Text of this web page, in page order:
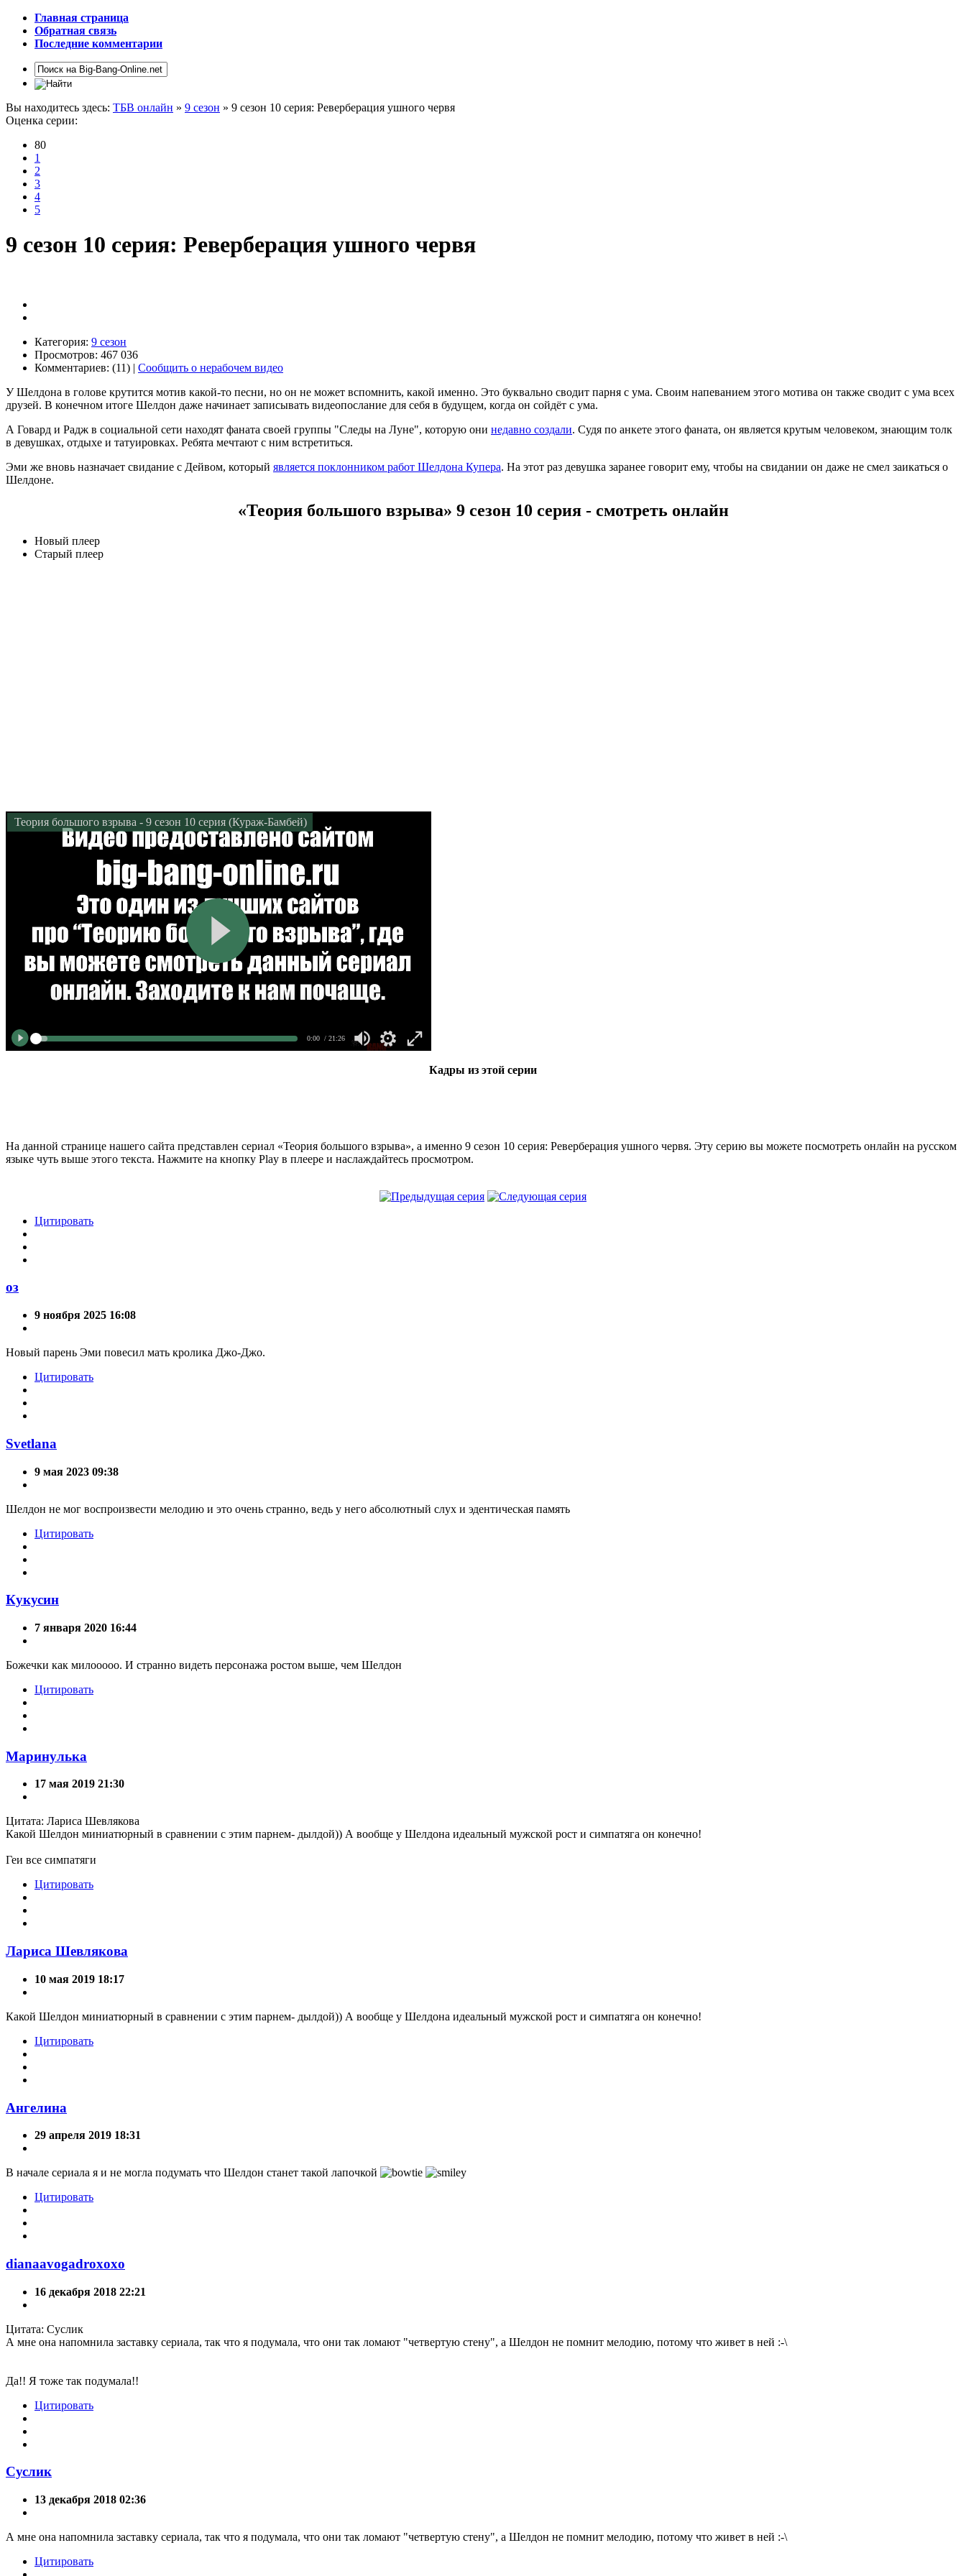
Главная страница
Обратная связь
Последние комментарии
Вы находитесь здесь: ТБВ онлайн » 9 сезон » 9 сезон 10 серия: Реверберация ушного червя
Оценка серии:
80
1
2
3
4
5
9 сезон 10 серия: Реверберация ушного червя
Категория: 9 сезон
Просмотров: 467 036
Комментариев: (11) | Сообщить о нерабочем видео
У Шелдона в голове крутится мотив какой-то песни, но он не может вспомнить, какой именно. Это буквально сводит парня с ума. Своим напеванием этого мотива он также сводит с ума всех
друзей. В конечном итоге Шелдон даже начинает записывать видеопослание для себя в будущем, когда он сойдёт с ума.
А Говард и Радж в социальной сети находят фаната своей группы "Следы на Луне", которую они недавно создали. Судя по анкете этого фаната, он является крутым человеком, знающим толк
в девушках, отдыхе и татуировках. Ребята мечтают с ним встретиться.
Эми же вновь назначает свидание с Дейвом, который является поклонником работ Шелдона Купера. На этот раз девушка заранее говорит ему, чтобы на свидании он даже не смел заикаться о
Шелдоне.
«Теория большого взрыва» 9 сезон 10 серия - смотреть онлайн
Новый плеер
Старый плеер
Теория большого взрыва - 9 сезон 10 серия (Кураж-Бамбей)
0:00 / 21:26
Кадры из этой серии
На данной странице нашего сайта представлен сериал «Теория большого взрыва», а именно 9 сезон 10 серия: Реверберация ушного червя. Эту серию вы можете посмотреть онлайн на русском
языке чуть выше этого текста. Нажмите на кнопку Play в плеере и наслаждайтесь просмотром.
Цитировать
оз
9 ноября 2025 16:08
Новый парень Эми повесил мать кролика Джо-Джо.
Цитировать
Svetlana
9 мая 2023 09:38
Шелдон не мог воспроизвести мелодию и это очень странно, ведь у него абсолютный слух и эдентическая память
Цитировать
Кукусин
7 января 2020 16:44
Божечки как милооооо. И странно видеть персонажа ростом выше, чем Шелдон
Цитировать
Маринулька
17 мая 2019 21:30
Цитата: Лариса Шевлякова
Какой Шелдон миниатюрный в сравнении с этим парнем- дылдой)) А вообще у Шелдона идеальный мужской рост и симпатяга он конечно!
Геи все симпатяги
Цитировать
Лариса Шевлякова
10 мая 2019 18:17
Какой Шелдон миниатюрный в сравнении с этим парнем- дылдой)) А вообще у Шелдона идеальный мужской рост и симпатяга он конечно!
Цитировать
Ангелина
29 апреля 2019 18:31
В начале сериала я и не могла подумать что Шелдон станет такой лапочкой
Цитировать
dianaavogadroxoxo
16 декабря 2018 22:21
Цитата: Суслик
А мне она напомнила заставку сериала, так что я подумала, что они так ломают "четвертую стену", а Шелдон не помнит мелодию, потому что живет в ней :-\
Да!! Я тоже так подумала!!
Цитировать
Суслик
13 декабря 2018 02:36
А мне она напомнила заставку сериала, так что я подумала, что они так ломают "четвертую стену", а Шелдон не помнит мелодию, потому что живет в ней :-\
Цитировать